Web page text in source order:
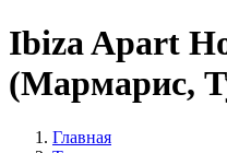
Ibiza Apart
(Мармарис,
Главная